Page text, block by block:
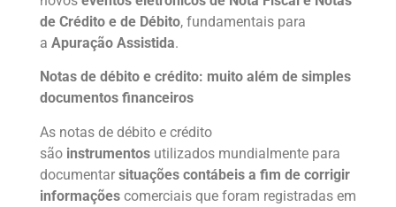
de Crédito e de Débito, fundamentais para
a Apuração Assistida.
Notas de débito e crédito: muito além de simples
documentos financeiros
As notas de débito e crédito
são instrumentos utilizados mundialmente para
documentar situações contábeis a fim de corrigir
informações comerciais que foram registradas em